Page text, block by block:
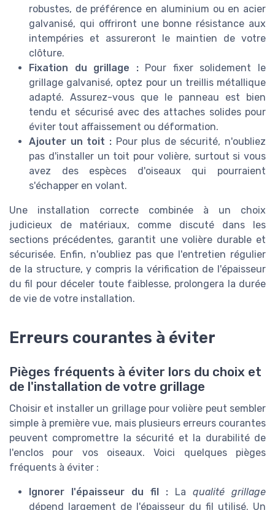
robustes, de préférence en aluminium ou en acier
galvanisé, qui offriront une bonne résistance aux
intempéries et assureront le maintien de votre
clôture.
Fixation du grillage :Pour fixer solidement le
grillage galvanisé, optez pour un treillis métallique
adapté. Assurez-vous que le panneau est bien
tendu et sécurisé avec des attaches solides pour
éviter tout affaissement ou déformation.
Ajouter un toit :Pour plus de sécurité, n'oubliez
pas d'installer un toit pour volière, surtout si vous
avez des espèces d'oiseaux qui pourraient
s'échapper en volant.
Une installation correcte combinée à un choix
judicieux de matériaux, comme discuté dans les
sections précédentes, garantit une volière durable et
sécurisée. Enfin, n'oubliez pas que l'entretien régulier
de la structure, y compris la vérification de l'épaisseur
du fil pour déceler toute faiblesse, prolongera la durée
de vie de votre installation.
Erreurs courantes à éviter
Pièges fréquents à éviter lors du choix et
de l'installation de votre grillage
Choisir et installer un grillage pour volière peut sembler
simple à première vue, mais plusieurs erreurs courantes
peuvent compromettre la sécurité et la durabilité de
l'enclos pour vos oiseaux. Voici quelques pièges
fréquents à éviter :
Ignorer l'épaisseur du fil : La qualité grillage
dépend largement de l'épaisseur du fil utilisé. Un